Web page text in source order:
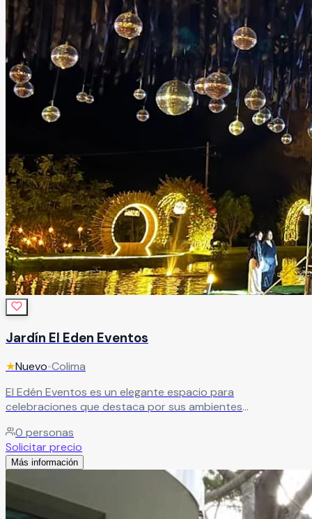
Jardín El Eden Eventos
★Nuevo•Colima
El Edén Eventos es un elegante espacio para
celebraciones que destaca por sus ambientes
tranquilidad de sus instalaciones. El recinto cuenta con
amplios espacios interiores y exteriores ideales para
bodas, XV años, aniversarios, graduaciones, eventos
corporativos y reuniones sociales, ofreciendo un entorno
sofisticado y cómodo para crear momentos inolvidables.
Leer más
0 personas
Solicitar precio
Más información